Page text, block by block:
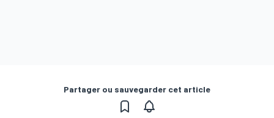
Partager ou sauvegarder cet article